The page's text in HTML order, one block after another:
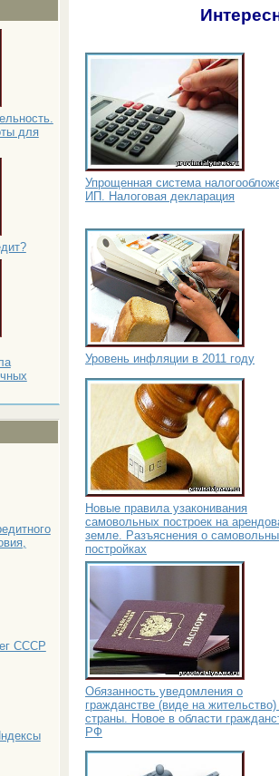
для
СССР
Упрощенная система
ИП. Налоговая декларация
Уровень инфляции в 2011 году
Новые правила узаконивания
самовольных построек на
земле. Разъяснения о
постройках
Обязанность уведомления о
гражданстве (виде на жительство)
страны. Новое в области
РФ